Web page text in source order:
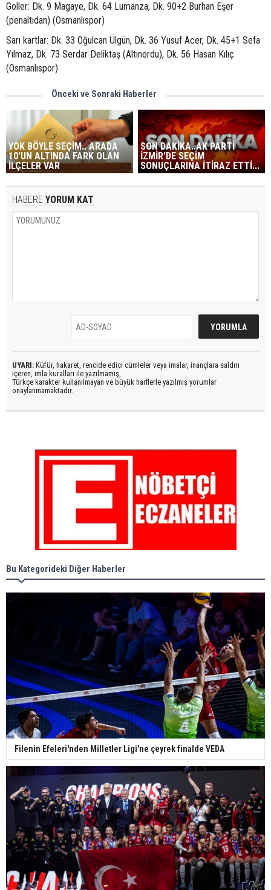
Goller: Dk. 9 Magaye, Dk. 64 Lumanza, Dk. 90+2 Burhan Eşer
(penaltıdan) (Osmanlıspor)
Sarı kartlar: Dk. 33 Oğulcan Ülgün, Dk. 36 Yusuf Acer, Dk. 45+1 Sefa
Yılmaz, Dk. 73 Serdar Deliktaş (Altınordu), Dk. 56 Hasan Kılıç
(Osmanlıspor)
Önceki ve Sonraki Haberler
YOK BÖYLE SEÇİM.. ARADA
10'UN ALTINDA FARK OLAN
İLÇELER VAR
SON DAKİKA..AK PARTİ
İZMİR'DE SEÇİM
SONUÇLARINA İTİRAZ ETTİ...
HABERE YORUM KAT
UYARI: Küfür, hakaret, rencide edici cümleler veya imalar, inançlara saldırı
içeren, imla kuralları ile yazılmamış,
Türkçe karakter kullanılmayan ve büyük harflerle yazılmış yorumlar
onaylanmamaktadır.
Bu Kategorideki Diğer Haberler
Filenin Efeleri'nden Milletler Ligi'ne çeyrek finalde VEDA